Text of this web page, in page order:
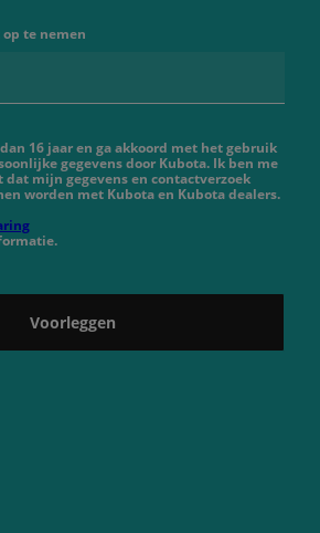
te nemen
16 jaar en ga akkoord met het gebruik
gegevens door Kubota. Ik ben me
dat mijn gegevens en contactverzoek
worden met Kubota en Kubota dealers.
Voorleggen